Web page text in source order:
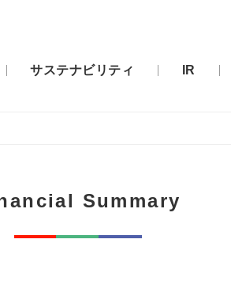
サステナビリティ IR
Summary